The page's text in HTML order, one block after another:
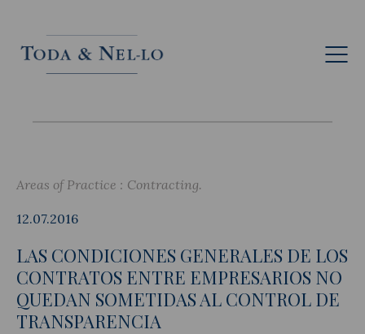
Eng
Areas of Practice : Contracting
12.07.2016
LAS CONDICIONES GENERALES DE LOS
CONTRATOS ENTRE EMPRESARIOS NO
QUEDAN SOMETIDAS AL CONTROL DE
TRANSPARENCIA